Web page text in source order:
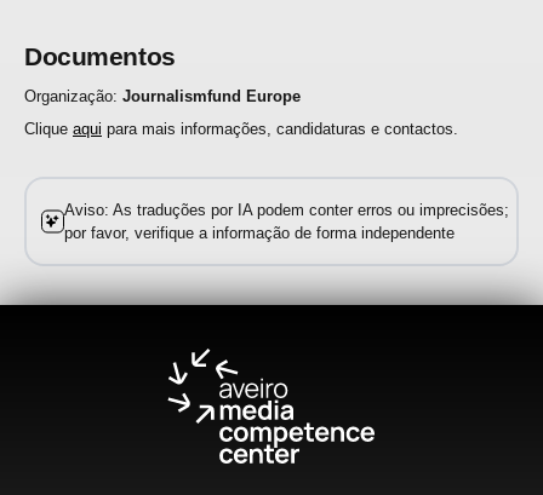
Documentos
Organização: Journalismfund Europe
Clique aqui para mais informações, candidaturas e contactos.
Aviso: As traduções por IA podem conter erros ou imprecisões;
por favor, verifique a informação de forma independente